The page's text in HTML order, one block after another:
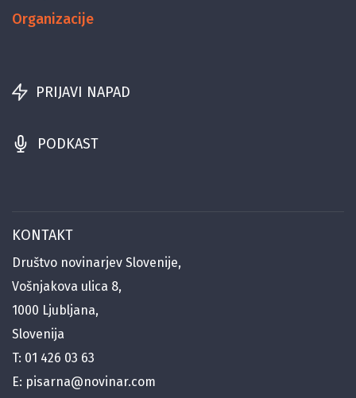
Organizacije
PRIJAVI NAPAD
PODKAST
KONTAKT
Društvo novinarjev Slovenije,
Vošnjakova ulica 8,
1000 Ljubljana,
Slovenija
T: 01 426 03 63
E: pisarna@novinar.com